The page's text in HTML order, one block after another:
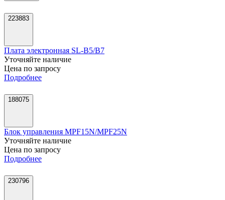
223883
Плата электронная SL-B5/B7
Уточняйте наличие
Цена по запросу
Подробнее
188075
Блок управления MPF15N/MPF25N
Уточняйте наличие
Цена по запросу
Подробнее
230796